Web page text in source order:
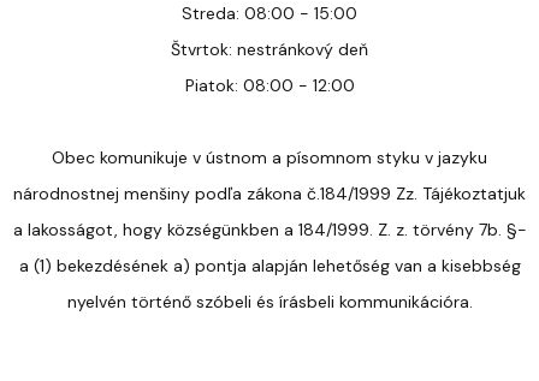
Streda: 08:00 - 15:00
Štvrtok: nestránkový deň
Piatok: 08:00 - 12:00
Obec komunikuje v ústnom a písomnom styku v jazyku
národnostnej menšiny podľa zákona č.184/1999 Zz. Tájékoztatjuk
a lakosságot, hogy községünkben a 184/1999. Z. z. törvény 7b. §-
a (1) bekezdésének a) pontja alapján lehetőség van a kisebbség
nyelvén történő szóbeli és írásbeli kommunikációra.